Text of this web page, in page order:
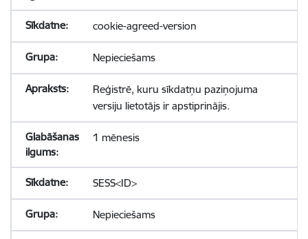
cookie-agreed-version
Nepieciešams
Reģistrē, kuru sīkdatņu paziņojuma
versiju lietotājs ir apstiprinājis.
1 mēnesis
SESS<ID>
Nepieciešams